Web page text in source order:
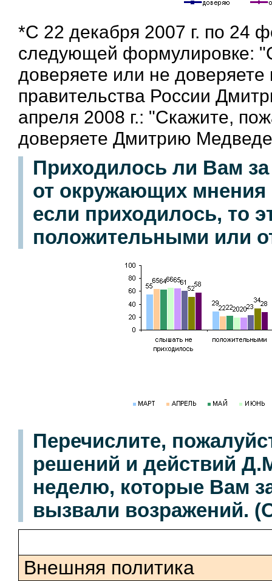
*С 22 декабря 2007 г. по 24
следующей формулировке:
доверяете или не
правительства России
апреля 2008 г.: "Скажите,
доверяете Дмитрию
Приходилось ли Вам
от окружающих мнения
если приходилось, то
положительными или
Перечислите,
решений и действий
неделю, которые Вам
вызвали возражений.
Внешняя политика